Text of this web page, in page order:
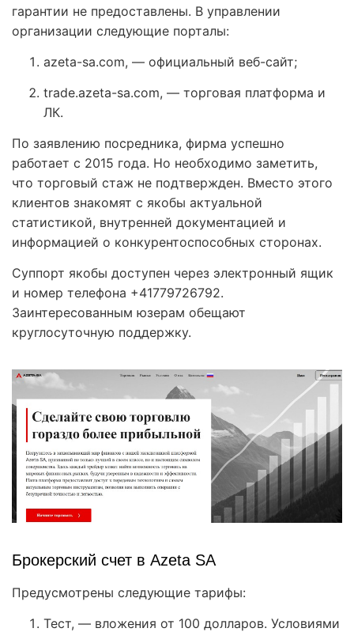
гарантии не предоставлены. В управлении
организации следующие порталы:
azeta-sa.com, — официальный веб-сайт;
trade.azeta-sa.com, — торговая платформа и
ЛК.
По заявлению посредника, фирма успешно
работает с 2015 года. Но необходимо заметить,
что торговый стаж не подтвержден. Вместо этого
клиентов знакомят с якобы актуальной
статистикой, внутренней документацией и
информацией о конкурентоспособных сторонах.
Суппорт якобы доступен через электронный ящик
и номер телефона +41779726792.
Заинтересованным юзерам обещают
круглосуточную поддержку.
Брокерский счет в Azeta SA
Предусмотрены следующие тарифы:
Тест, — вложения от 100 долларов. Условиями